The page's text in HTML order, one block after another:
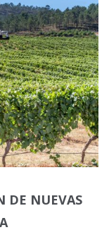
DE NUEVAS